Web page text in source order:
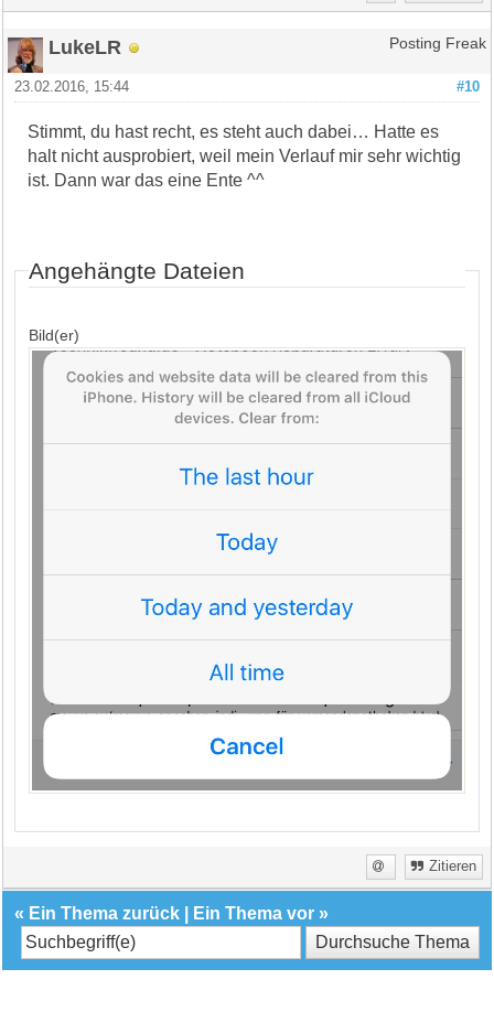
LukeLR Posting Freak
#10
23.02.2016, 15:44
Stimmt, du hast recht, es steht auch dabei… Hatte es
halt nicht ausprobiert, weil mein Verlauf mir sehr wichtig
ist. Dann war das eine Ente ^^
Angehängte Dateien
Bild(er)
Zitieren
« Ein Thema zurück Ein Thema vor »